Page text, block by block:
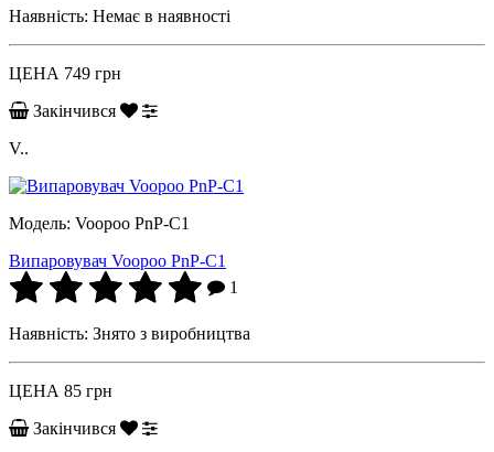
Наявність: Немає в наявності
ЦЕНА 749 грн
Закінчився
V..
Модель: Voopoo PnP-C1
Випаровувач Voopoo PnP-C1
1
Наявність: Знято з виробництва
ЦЕНА 85 грн
Закінчився